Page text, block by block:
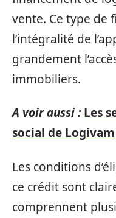
vente. Ce type de
l’intégralité de
grandement
immobiliers.
A voir aussi : Les
social de Logivam
Les conditions
ce crédit sont
comprennent